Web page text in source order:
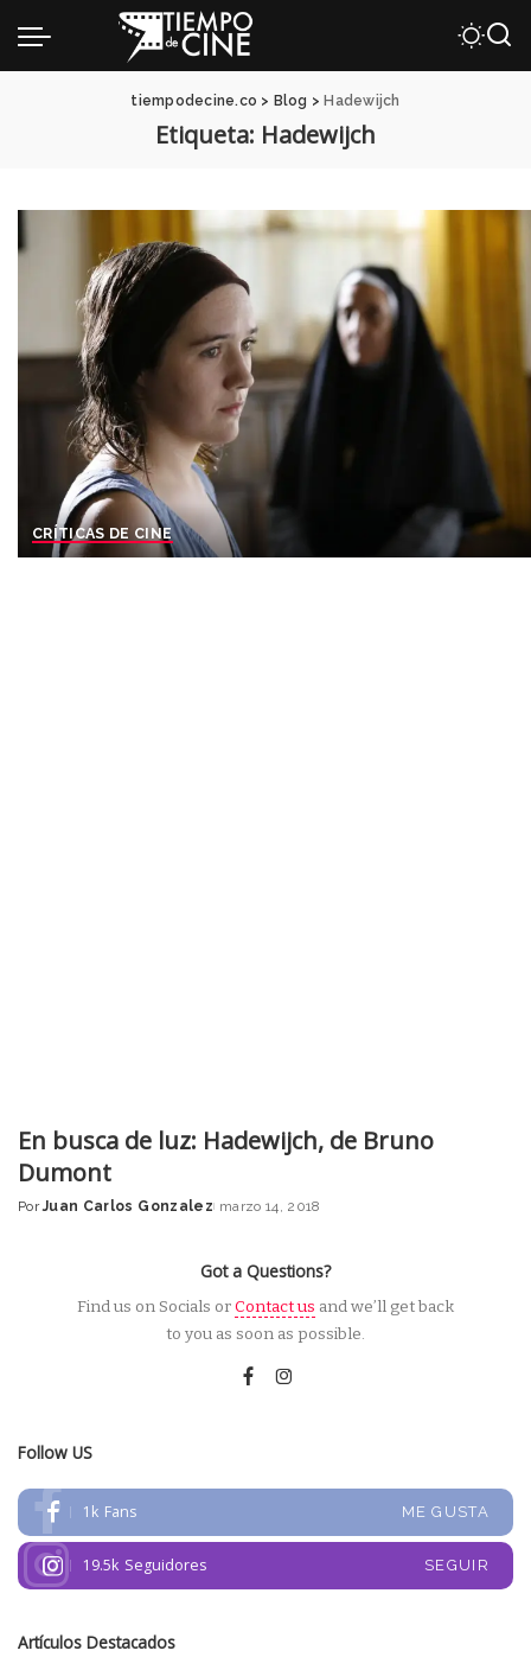
tiempodecine.co > Blog > Hadewijch
Etiqueta: Hadewijch
CRÍTICAS DE CINE
En busca de luz: Hadewijch, de Bruno
Dumont
Posted
Por Juan Carlos Gonzalez marzo 14, 2018
Got a Questions?
Find us on Socials orContact us and we’ll get back
to you as soon as possible.
Follow US
1k Fans ME GUSTA
19.5k Seguidores SEGUIR
Artículos Destacados